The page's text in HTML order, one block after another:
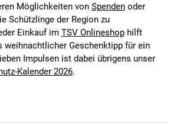
Möglichkeiten von Spendenoder
Schützlinge der Region zu
Einkauf im TSV Onlineshophilft
weihnachtlicher Geschenktipp für ein
Impulsen ist dabei übrigens unser
Kalender 2026.